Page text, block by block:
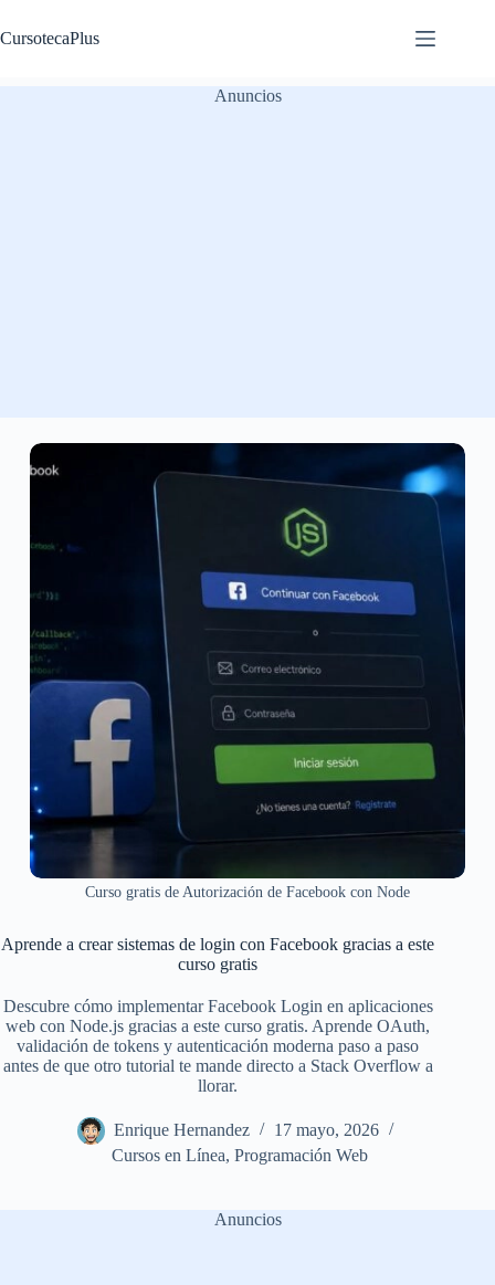
al
contenido
CursotecaPlus
Anuncios
Curso gratis de Autorización de Facebook con Node
Aprende a crear sistemas de login con Facebook gracias a este
curso gratis
Descubre cómo implementar Facebook Login en aplicaciones
web con Node.js gracias a este curso gratis. Aprende OAuth,
validación de tokens y autenticación moderna paso a paso
antes de que otro tutorial te mande directo a Stack Overflow a
llorar.
Enrique Hernandez
17 mayo, 2026
Cursos en Línea,Programación Web
Anuncios